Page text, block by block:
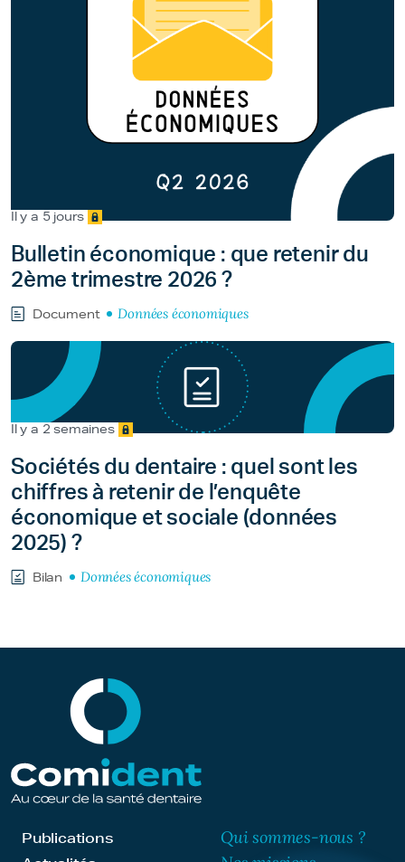
Il y a 5 jours
Bulletin économique : que retenir du
2ème trimestre 2026 ?
Document Données économiques
Il y a 2 semaines
Sociétés du dentaire : quel sont les
chiffres à retenir de l’enquête
économique et sociale (données
2025) ?
Bilan Données économiques
Publications
Qui sommes-nous ?